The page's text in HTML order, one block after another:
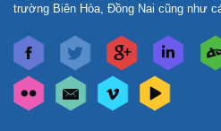
trường Biên Hòa, Đồng Nai cũng như